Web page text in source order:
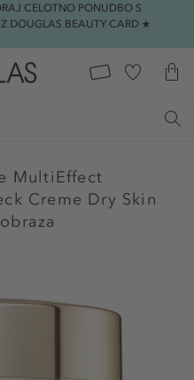
CELOTNO PONUDBO S
DOUGLAS BEAUTY CARD ★
MultiEffect
Creme Dry Skin